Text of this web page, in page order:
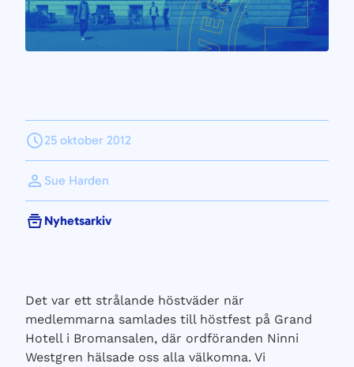
25 oktober 2012
Sue Harden
Nyhetsarkiv
Det var ett strålande höstväder när
medlemmarna samlades till höstfest på Grand
Hotell i Bromansalen, där ordföranden Ninni
Westgren hälsade oss alla välkomna. Vi